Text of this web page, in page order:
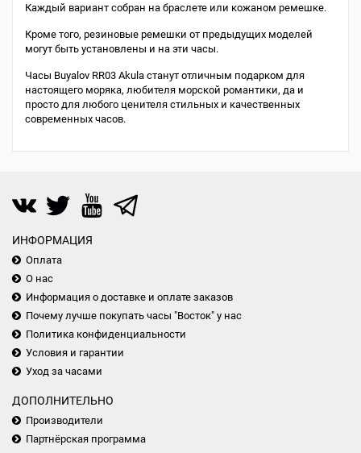
Каждый вариант собран на браслете или кожаном ремешке.
Кроме того, резиновые ремешки от предыдущих моделей
могут быть установлены и на эти часы.
Часы Buyalov RR03 Akula станут отличным подарком для
настоящего моряка, любителя морской романтики, да и
просто для любого ценителя стильных и качественных
современных часов.
ИНФОРМАЦИЯ
Оплата
О нас
Информация о доставке и оплате заказов
Почему лучше покупать часы "Восток" у нас
Политика конфиденциальности
Условия и гарантии
Уход за часами
ДОПОЛНИТЕЛЬНО
Производители
Партнёрская программа